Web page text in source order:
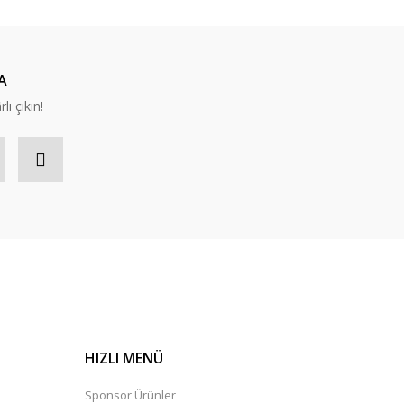
çıkın!
HIZLI MENÜ
Sponsor Ürünler